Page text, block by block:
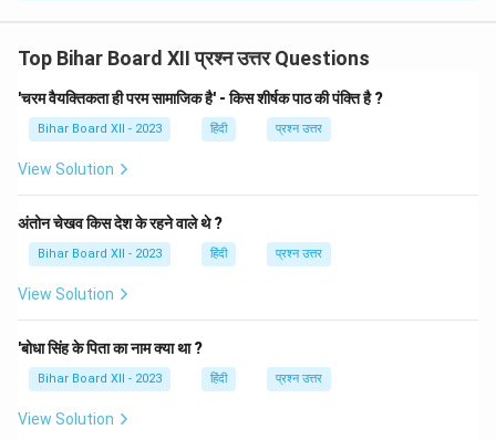
Top Bihar Board XII प्रश्न उत्तर Questions
'चरम वैयक्तिकता ही परम सामाजिक है' - किस शीर्षक पाठ की पंक्ति है ?
Bihar Board XII - 2023 हिंदी प्रश्न उत्तर
View Solution
अंतोन चेखव किस देश के रहने वाले थे ?
Bihar Board XII - 2023 हिंदी प्रश्न उत्तर
View Solution
'बोधा सिंह के पिता का नाम क्या था ?
Bihar Board XII - 2023 हिंदी प्रश्न उत्तर
View Solution